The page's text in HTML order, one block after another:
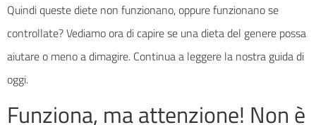
Quindi queste diete non funzionano, oppure funzionano se
controllate? Vediamo ora di capire se una dieta del genere possa
aiutare o meno a dimagire. Continua a leggere la nostra guida di
oggi.
Funziona, ma attenzione! Non è